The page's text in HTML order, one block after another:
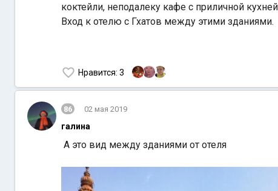
коктейли, неподалеку кафе с приличной
Вход к отелю с Гхатов между этими зданиями.
Нравится: 3
86 02 мая 2019
галина
А это вид между зданиями от отеля